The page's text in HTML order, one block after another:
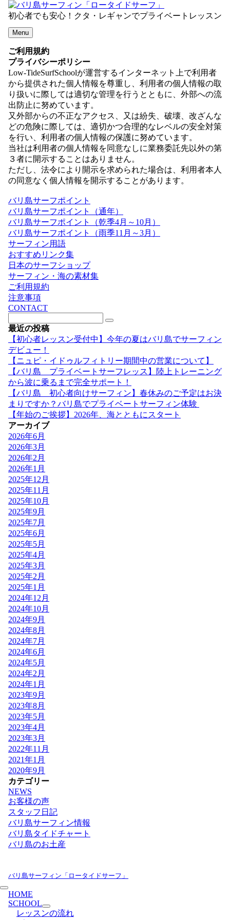
初心者でも安心！クタ・レギャンでプライベートレッスン
Menu
ご利用規約
プライバシーポリシー
Low-TideSurfSchoolが運営するインターネット上で利用者
から提供された個人情報を尊重し、利用者の個人情報の取
り扱いに際しては適切な管理を行うとともに、外部への流
出防止に努めています。
又外部からの不正なアクセス、又は紛失、破壊、改ざんな
どの危険に際しては、適切かつ合理的なレベルの安全対策
を行い、利用者の個人情報の保護に努めています。
当社は利用者の個人情報を同意なしに業務委託先以外の第
３者に開示することはありません。
ただし、法令により開示を求められた場合は、利用者本人
の同意なく個人情報を開示することがあります。
バリ島サーフポイント
バリ島サーフポイント（通年）
バリ島サーフポイント（乾季4月～10月）
バリ島サーフポイント（雨季11月～3月）
サーフィン用語
おすすめリンク集
日本のサーフショップ
サーフィン・海の素材集
ご利用規約
注意事項
CONTACT
最近の投稿
【初心者レッスン受付中】今年の夏はバリ島でサーフィン
デビュー！
【ニュピ・イドゥルフィトリー期間中の営業について】
【バリ島 プライベートサーフレッス】陸上トレーニング
から波に乗るまで完全サポート！
【バリ島 初心者向けサーフィン】春休みのご予定はお決
まりですか？バリ島でプライベートサーフィン体験
【年始のご挨拶】2026年、海とともにスタート
アーカイブ
2026年6月
2026年3月
2026年2月
2026年1月
2025年12月
2025年11月
2025年10月
2025年9月
2025年7月
2025年6月
2025年5月
2025年4月
2025年3月
2025年2月
2025年1月
2024年12月
2024年10月
2024年9月
2024年8月
2024年7月
2024年6月
2024年5月
2024年2月
2024年1月
2023年9月
2023年8月
2023年5月
2023年4月
2023年3月
2022年11月
2021年1月
2020年9月
カテゴリー
NEWS
お客様の声
スタッフ日記
バリ島サーフィン情報
バリ島タイドチャート
バリ島のお土産
バリ島サーフィン「ロータイドサーフ」
HOME
SCHOOL
レッスンの流れ